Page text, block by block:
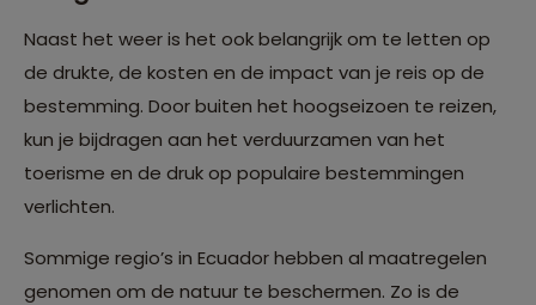
Naast het weer is het ook belangrijk om te letten op
de drukte, de kosten en de impact van je reis op de
bestemming. Door buiten het hoogseizoen te reizen,
kun je bijdragen aan het verduurzamen van het
toerisme en de druk op populaire bestemmingen
verlichten.
Sommige regio’s in Ecuador hebben al maatregelen
genomen om de natuur te beschermen. Zo is de